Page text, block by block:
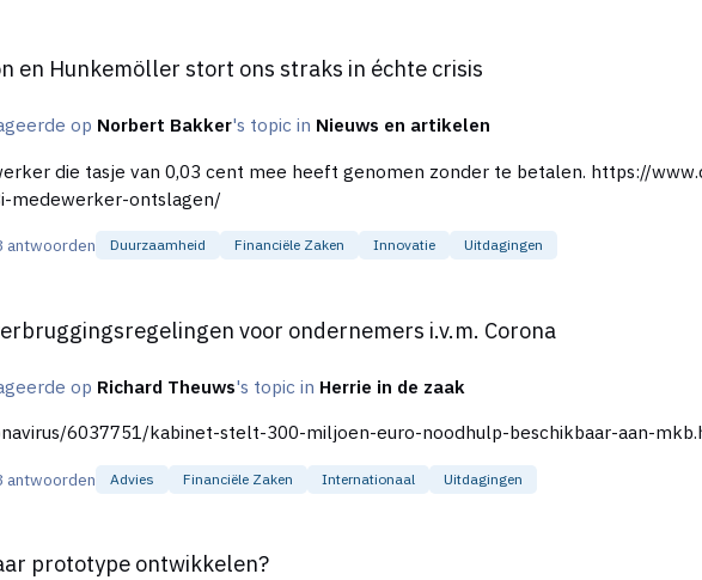
en Hunkemöller stort ons straks in échte crisis
op Norbert Bakker's topic in Nieuws en artikelen
0,03 cent mee heeft genomen zonder te betalen. https://www.quotenet.nl/nieuws/a31910223/winkeketen-
medewerker-ontslagen/
antwoorden Duurzaamheid Financiële Zaken Innovatie Uitdagingen
voor ondernemers i.v.m. Corona
op Richard Theuws's topic in Herrie in de zaak
6037751/kabinet-stelt-300-miljoen-euro-noodhulp-beschikbaar-aan-
antwoorden Advies Financiële Zaken Internationaal Uitdagingen
prototype ontwikkelen?